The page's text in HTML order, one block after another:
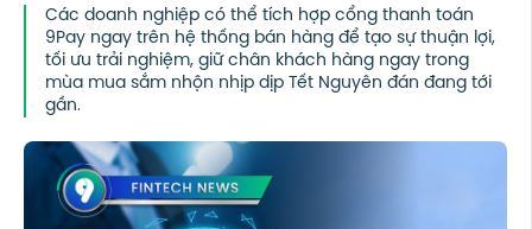
Các doanh nghiệp có thể tích hợp cổng thanh toán
9Pay ngay trên hệ thống bán hàng để tạo sự thuận lợi,
tối ưu trải nghiệm, giữ chân khách hàng ngay trong
mùa mua sắm nhộn nhịp dịp Tết Nguyên đán đang tới
gần.